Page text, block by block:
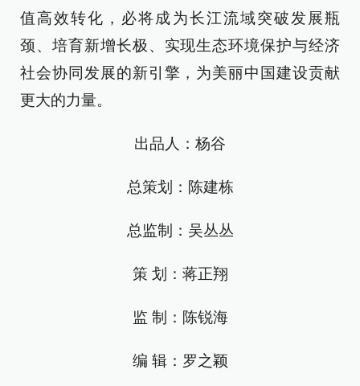
值高效转化，必将成为长江流域突破发展瓶
颈、培育新增长极、实现生态环境保护与经济
社会协同发展的新引擎，为美丽中国建设贡献
更大的力量。
出品人：杨谷
总策划：陈建栋
总监制：吴丛丛
策 划：蒋正翔
监 制：陈锐海
编 辑：罗之颖